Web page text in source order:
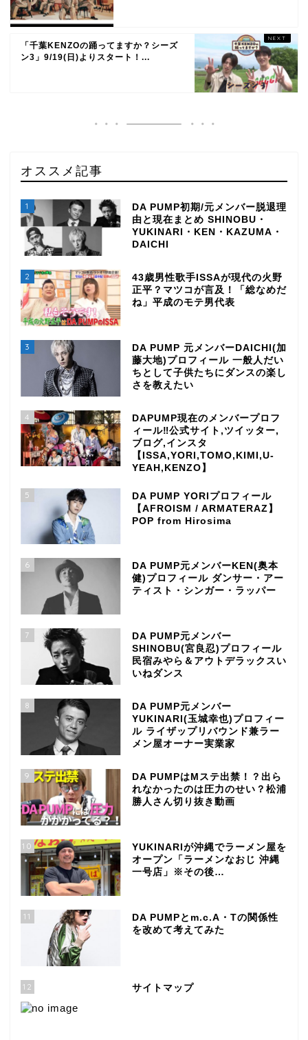
「千葉KENZOの踊ってますか？シーズ
ン3」9/19(日)よりスタート！...
オススメ記事
1
DA PUMP初期/元メンバー脱退理
由と現在まとめ SHINOBU・
YUKINARI・KEN・KAZUMA・
DAICHI
2
43歳男性歌手ISSAが現代の火野
正平？マツコが言及！「総なめだ
ね」平成のモテ男代表
3
DA PUMP 元メンバーDAICHI(加
藤大地)プロフィール 一般人だい
ちとして子供たちにダンスの楽し
さを教えたい
4
DAPUMP現在のメンバープロフ
ィール‼公式サイト,ツイッター,
ブログ,インスタ
【ISSA,YORI,TOMO,KIMI,U-
YEAH,KENZO】
5
DA PUMP YORIプロフィール
【AFROISM / ARMATERAZ】
POP from Hirosima
6
DA PUMP元メンバーKEN(奥本
健)プロフィール ダンサー・アー
ティスト・シンガー・ラッパー
7
DA PUMP元メンバー
SHINOBU(宮良忍)プロフィール
民宿みやら＆アウトデラックスい
いねダンス
8
DA PUMP元メンバー
YUKINARI(玉城幸也)プロフィー
ル ライザップリバウンド兼ラー
メン屋オーナー実業家
9
DA PUMPはMステ出禁！？出ら
れなかったのは圧力のせい？松浦
勝人さん切り抜き動画
10
YUKINARIが沖縄でラーメン屋を
オープン「ラーメンなおじ 沖縄
一号店」※その後…
11
DA PUMPとm.c.A・Tの関係性
を改めて考えてみた
12 サイトマップ